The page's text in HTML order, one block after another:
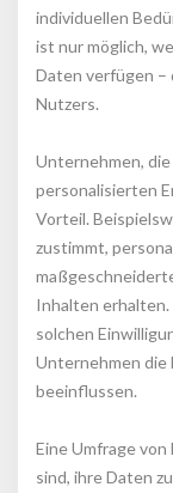
individuellen
ist nur möglich,
Daten verfügen –
Nutzers.
Unternehmen,
personalisierten
Vorteil.
zustimmt,
Inhalten
olchen
Unternehmen die
beeinflussen.
Eine Umfrage
ind, ihre Daten